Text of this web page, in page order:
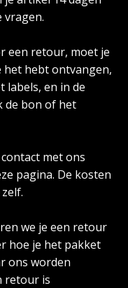
vragen.
een retour, moet je
het hebt ontvangen,
labels, en in de
de bon of het
met ons
pagina. De kosten
we je een retour
hoe je het pakket
ons worden
retour is